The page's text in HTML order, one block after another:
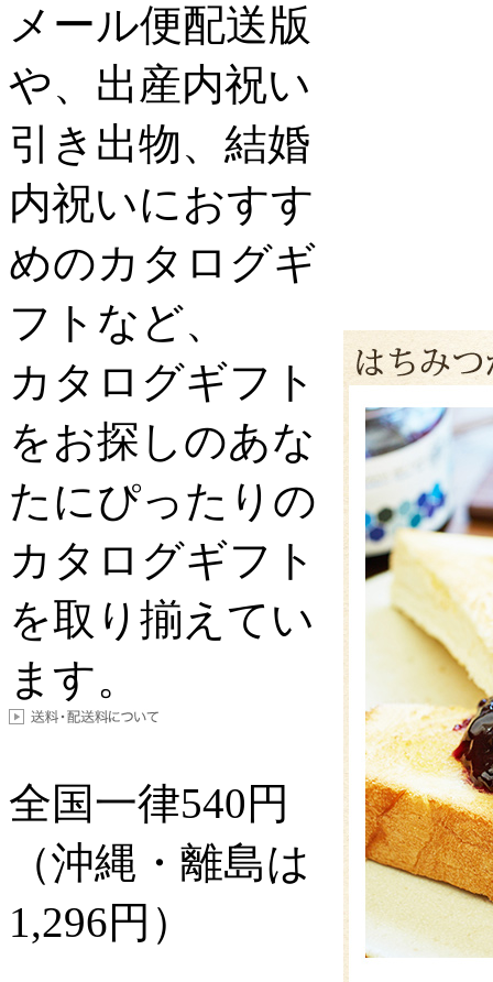
メール便配送版
や、出産内祝い
引き出物、結婚
内祝いにおすす
めのカタログギ
フトなど、
カタログギフト
をお探しのあな
たにぴったりの
カタログギフト
を取り揃えてい
ます。
全国一律540円
（沖縄・離島は
1,296円）